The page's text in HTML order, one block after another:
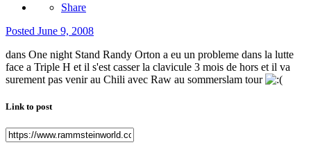
Share
Posted June 9, 2008
dans One night Stand Randy Orton a eu un probleme dans la lutte
face a Triple H et il s'est casser la clavicule 3 mois de hors et il va
surement pas venir au Chili avec Raw au sommerslam tour
Link to post